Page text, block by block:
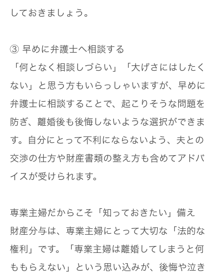
しておきましょう。
③ 早めに弁護士へ相談する
「何となく相談しづらい」「大げさにはしたく
ない」と思う方もいらっしゃいますが、早めに
弁護士に相談することで、起こりそうな問題を
防ぎ、離婚後も後悔しないような選択ができま
す。自分にとって不利にならないよう、夫との
交渉の仕方や財産書類の整え方も含めてアドバ
イスが受けられます。
専業主婦だからこそ「知っておきたい」備え
財産分与は、専業主婦にとって大切な「法的な
権利」です。「専業主婦は離婚してしまうと何
ももらえない」という思い込みが、後悔や泣き